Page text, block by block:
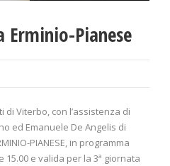
Erminio-Pianese
di Viterbo, con l’assistenza di
ed Emanuele De Angelis di
PIANESE, in programma
e valida per la 3ª giornata